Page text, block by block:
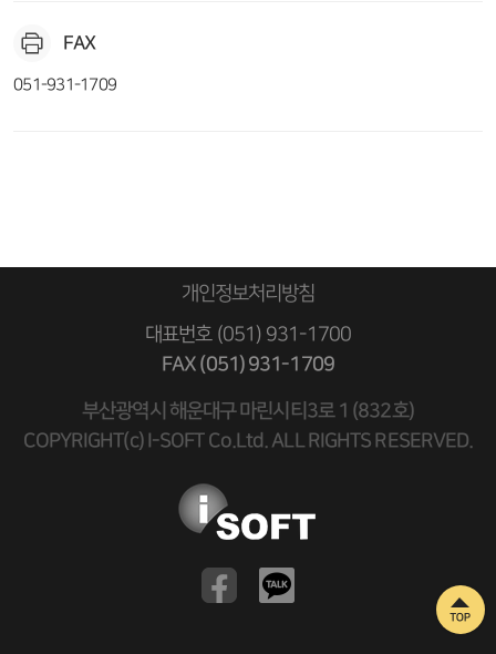
FAX
051-931-1709
개인정보처리방침
대표번호 (051) 931-1700
FAX (051) 931-1709
부산광역시 해운대구 마린시티3로 1 (832호)
COPYRIGHT(c) I-SOFT Co.Ltd. ALL RIGHTS RESERVED.